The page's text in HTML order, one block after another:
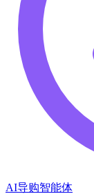
AI导购智能体